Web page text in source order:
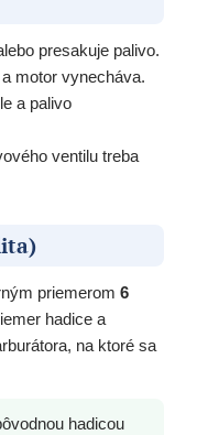
presakuje palivo.
motor vynecháva.
a palivo
ventilu treba
priemerom 6
hadice a
na ktoré sa
hadicou